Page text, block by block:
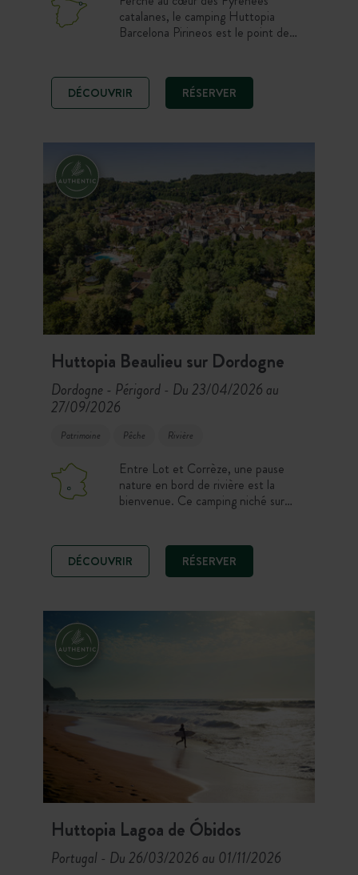
catalanes, le camping Huttopia
Barcelona Pirineos est le point de
1h30 de Barcelone, découvrez des
paysages entre montagnes, forêts et
villages pittoresques, où chaque
DÉCOUVRIR RÉSERVER
Huttopia Beaulieu sur Dordogne
Dordogne - Périgord - Du 23/04/2026 au
27/09/2026
Patrimoine Pêche Rivière
Entre Lot et Corrèze, une pause
nature en bord de rivière est la
bienvenue. Ce camping niché sur
sur-Dordogne, classée Plus Beaux
Villages de France, vous offre de
vastes espaces propices au farniente.
DÉCOUVRIR RÉSERVER
Huttopia Lagoa de Óbidos
Portugal - Du 26/03/2026 au 01/11/2026